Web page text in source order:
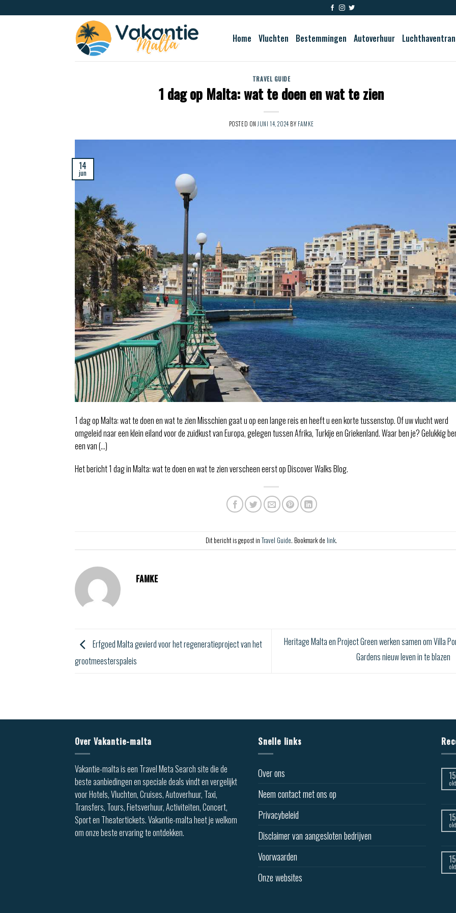
Home Vluchten Bestemmingen Autoverhuur
TRAVEL GUIDE
1 dag op Malta: wat te doen en wat te zien
POSTED ON JUNI 14, 2024 BY FAMKE
14
jun
1 dag op Malta: wat te doen en wat te zien Misschien gaat u op een lange reis en heeft u een korte tussenstop. Of uw vlucht werd
omgeleid naar een klein eiland voor de zuidkust van Europa, gelegen tussen Afrika, Turkije en Griekenland. Waar ben je? Gelukkig
een van (…)
Het bericht 1 dag in Malta: wat te doen en wat te zien verscheen eerst op Discover Walks Blog.
Dit bericht is gepost inTravel Guide. Bookmark de link.
FAMKE
Erfgoed Malta gevierd voor het regeneratieproject van het
grootmeesterspaleis
Heritage Malta en Project Green werken samen om Villa
Gardens nieuw leven in te blazen
Over Vakantie-malta
Vakantie-malta is een Travel Meta Search site die de
beste aanbiedingen en speciale deals vindt en vergelijkt
voor Hotels, Vluchten, Cruises, Autoverhuur, Taxi,
Transfers, Tours, Fietsverhuur, Activiteiten, Concert,
Sport en Theatertickets. Vakantie-malta heet je welkom
om onze beste ervaring te ontdekken.
Snelle links
Over ons
Neem contact met ons op
Privacybeleid
Disclaimer van aangesloten bedrijven
Voorwaarden
Onze websites
15
okt
15
okt
15
okt